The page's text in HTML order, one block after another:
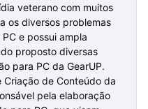
veterano com muitos
os diversos problemas
e possui ampla
proposto diversas
para PC da GearUP.
de Conteúdo da
pela elaboração